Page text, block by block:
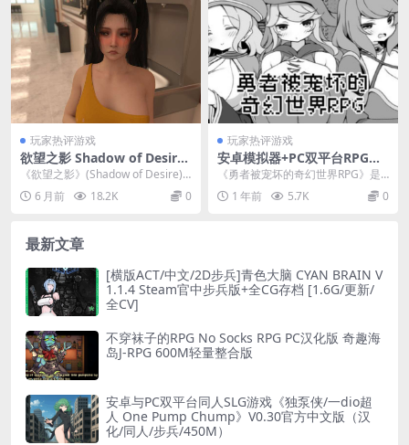
玩家热评游戏
欲望之影 Shadow of Desire
v0.8.5 汉化版 | 现代都市社交
模拟角色扮演 SLG 跨平台 PC/
Android 适配版 7.3GB
《欲望之影》(Shadow of Desire)
是一款在制作规模与视觉表现力
上...6 月前 18.2K 0
玩家热评游戏
安卓模拟器+PC双平台RPG游
戏《勇者被宠坏的奇幻世界RP
G》官方中文版
《勇者被宠坏的奇幻世界RPG》是
一款风格独特的角色扮演游戏，现
已推出官方中文版，...
1 年前 5.7K 0
最新文章
[横版ACT/中文/2D步兵]青色大脑 CYAN BRAIN V
1.1.4 Steam官中步兵版+全CG存档 [1.6G/更新/
全CV]
不穿袜子的RPG No Socks RPG PC汉化版 奇趣海
岛J-RPG 600M轻量整合版
安卓与PC双平台同人SLG游戏《独泵侠/一dio超
人 One Pump Chump》V0.30官方中文版（汉
化/同人/步兵/450M）